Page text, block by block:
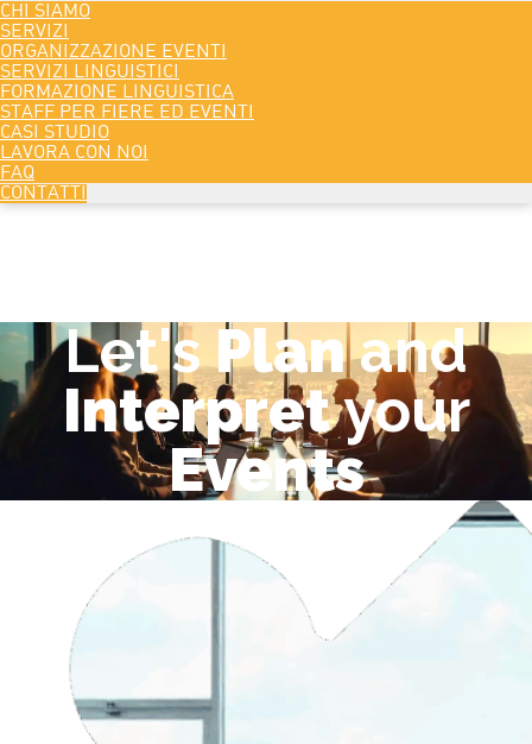
CHI SIAMO
SERVIZI
ORGANIZZAZIONE EVENTI
SERVIZI LINGUISTICI
FORMAZIONE LINGUISTICA
STAFF PER FIERE ED EVENTI
CASI STUDIO
LAVORA CON NOI
FAQ
CONTATTI
Let'sPlanand
Interpretyour
Events